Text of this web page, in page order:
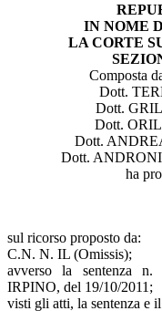
IN NOME
LA CORTE
Composta
Dott.
Dott.
Dott.
Dott.
Dott.
ha
sul ricorso proposto da:
C.N. N. IL (Omissis);
avverso la sentenza
IRPINO, del 19/10/2011;
visti gli atti, la sentenza e